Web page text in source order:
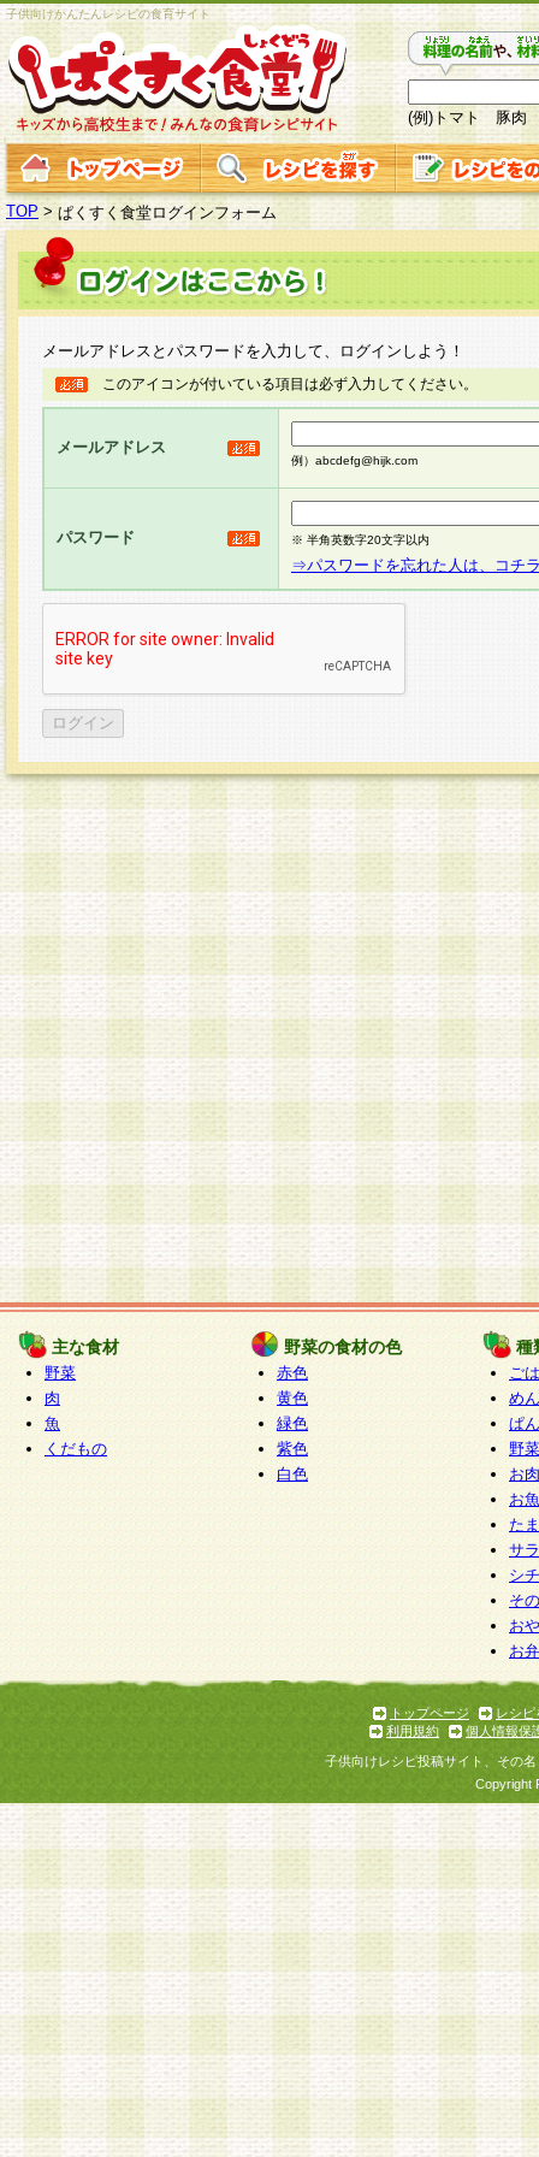
子供向けかんたんレシピの食育サイト
(例)トマト 豚肉
TOP > ぱくすく食堂ログインフォーム
メールアドレスとパスワードを入力して、ログインしよう！
このアイコンが付いている項目は必ず入力してください。
メールアドレス
例）abcdefg@hijk.com
パスワード ※ 半角英数字20文字以内
⇒パスワードを忘れた人は、コチ
主な食材
野菜
肉
魚
くだもの
野菜の食材の色
赤色
黄色
緑色
紫色
白色
種
ご
めん
ぱん
野
お
お
た
サ
シ
そ
お
お
トップページ
レシピ
利用規約
個人情報保
子供向けレシピ投稿サイト、その
Copyright